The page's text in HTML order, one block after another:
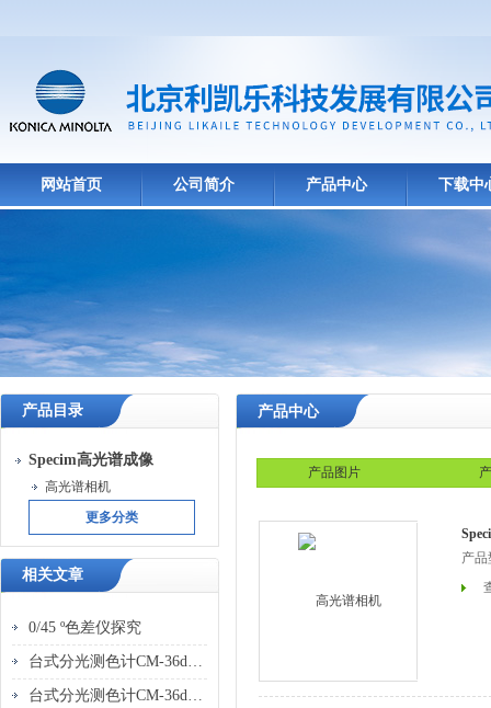
网站首页 公司简介 产品中心 下载中
产品目录
Specim高光谱成像
高光谱相机
更多分类
相关文章
0/45 º色差仪探究
台式分光测色计CM-36dG的操作与校准技巧
台式分光测色计CM-36dG 优势分析
产品中心
产品图片
产